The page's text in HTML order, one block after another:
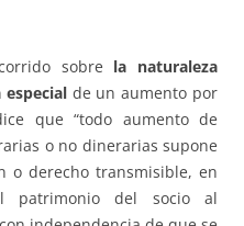
sobre la naturaleza
de un aumento por
que “todo aumento de
o no dinerarias supone
o derecho transmisible, en
patrimonio del socio al